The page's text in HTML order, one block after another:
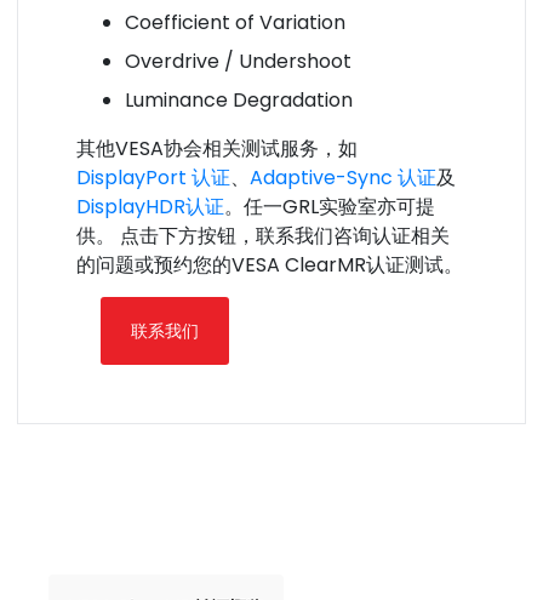
Coefficient of Variation
Overdrive / Undershoot
Luminance Degradation
其他VESA协会相关测试服务，如
DisplayPort 认证、 Adaptive-Sync 认证及
DisplayHDR认证。任一GRL实验室亦可提
供。
点击下方按钮，联系我们咨询认证相关
的问题或预约您的VESA ClearMR认证测试。
联系我们